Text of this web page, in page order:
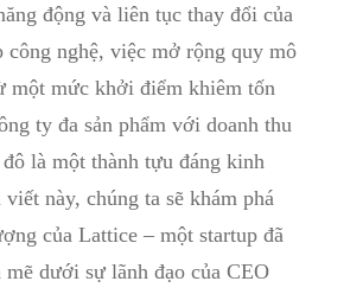
động ‌và​ liên tục⁤ thay đổi của
công nghệ, việc mở rộng‍ quy mô‍
một mức ‍khởi điểm khiêm⁢ tốn
ty đa sản ⁣phẩm⁤ với⁣ doanh thu‍
là một thành⁢ tựu đáng ⁣kinh
⁢này,⁣ chúng ta sẽ khám phá
của Lattice – một startup đã⁣
mẽ dưới sự lãnh⁤ đạo của CEO